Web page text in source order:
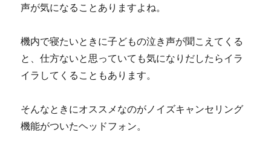
声が気になることありますよね。
機内で寝たいときに子どもの泣き声が聞こえてくる
と、仕方ないと思っていても気になりだしたらイラ
イラしてくることもあります。
そんなときにオススメなのがノイズキャンセリング
機能がついたヘッドフォン。